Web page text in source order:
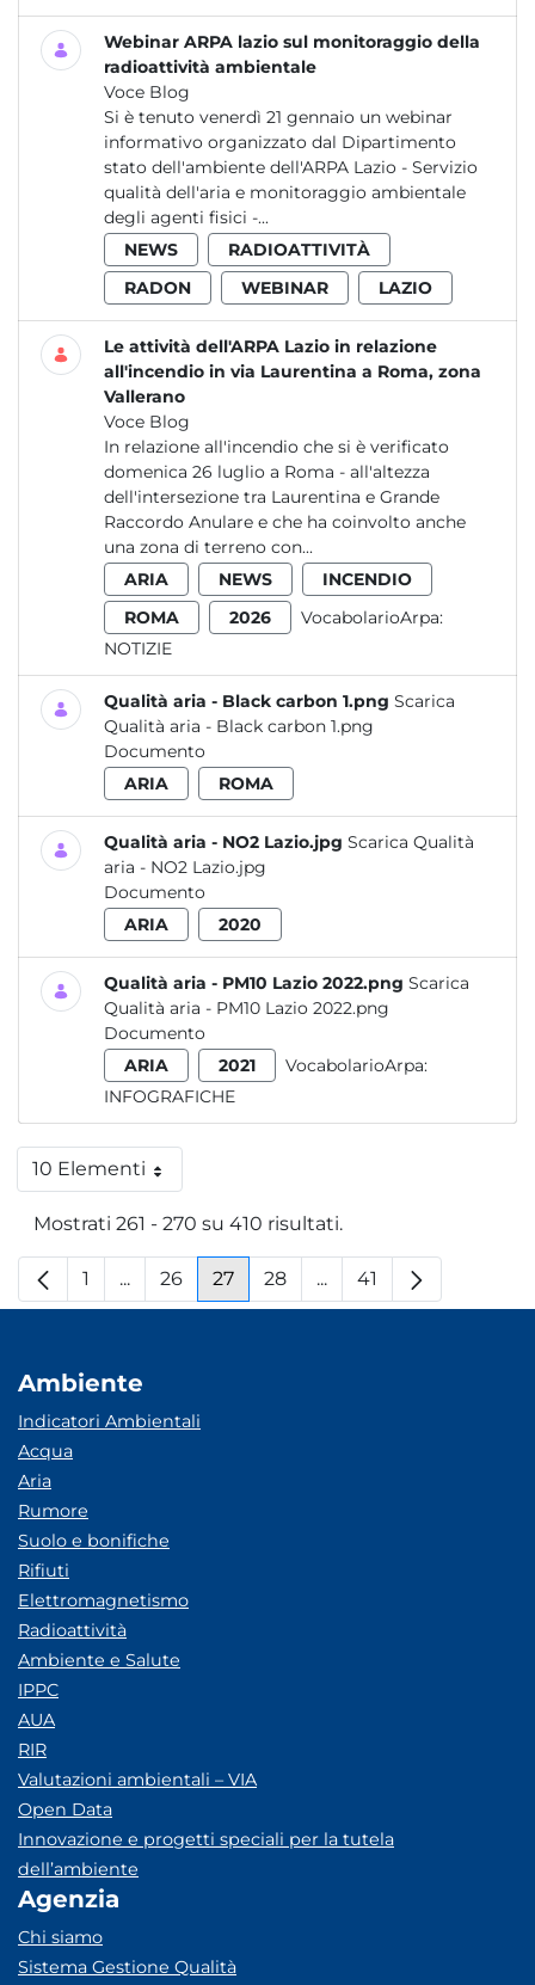
Webinar ARPA lazio sul monitoraggio della
radioattività ambientale
Voce Blog
Si è tenuto venerdì 21 gennaio un webinar
informativo organizzato dal Dipartimento
stato dell'ambiente dell'ARPA Lazio - Servizio
qualità dell'aria e monitoraggio ambientale
degli agenti fisici -...
NEWS
RADIOATTIVITÀ
RADON
WEBINAR LAZIO
Le attività dell'ARPA Lazio in relazione
all'incendio in via Laurentina a Roma, zona
Vallerano
Voce Blog
In relazione all'incendio che si è verificato
domenica 26 luglio a Roma - all'altezza
dell'intersezione tra Laurentina e Grande
Raccordo Anulare e che ha coinvolto anche
una zona di terreno con...
ARIA
NEWS
INCENDIO
ROMA
2026
VocabolarioArpa:
NOTIZIE
Qualità aria - Black carbon 1.png Scarica
Qualità aria - Black carbon 1.png
Documento
ARIA
ROMA
Qualità aria - NO2 Lazio.jpg Scarica Qualità
aria - NO2 Lazio.jpg
Documento
ARIA
2020
Qualità aria - PM10 Lazio 2022.png Scarica
Qualità aria - PM10 Lazio 2022.png
Documento
ARIA
2021
VocabolarioArpa:
INFOGRAFICHE
10 ElementiPer pagina
Mostrati 261 - 270 su 410 risultati.
Pagina
1 ...Pagine intermedie
Pagina
26 Pagina
27 Pagina
28 ...Pagine intermedie
Pagina
41
Ambiente
Indicatori Ambientali
Acqua
Aria
Rumore
Suolo e bonifiche
Rifiuti
Elettromagnetismo
Radioattività
Ambiente e Salute
IPPC
AUA
RIR
Valutazioni ambientali – VIA
Open Data
Innovazione e progetti speciali per la tutela
dell’ambiente
Agenzia
Chi siamo
Sistema Gestione Qualità